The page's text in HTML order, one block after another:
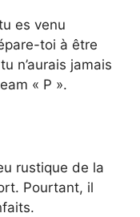
es venu
toi à être
n’aurais jamais
« P ».
rustique de la
Pourtant, il